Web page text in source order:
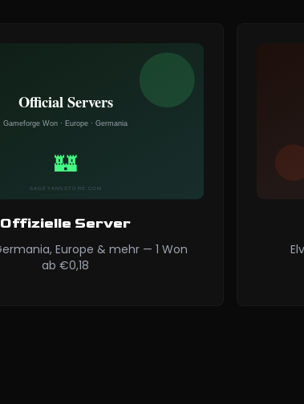
Offizielle Server
Europe & mehr — 1 Won
ab €0,18